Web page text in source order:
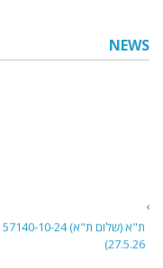
NEWS
27.5.26)